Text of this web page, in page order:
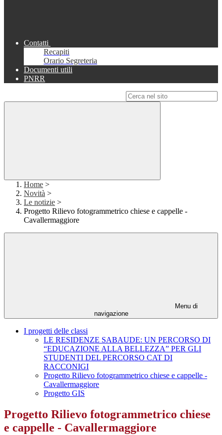
Contatti
Recapiti
Orario Segreteria
Documenti utili
PNRR
Home >
Novità >
Le notizie >
Progetto Rilievo fotogrammetrico chiese e cappelle -
Cavallermaggiore
Menu di
navigazione
I progetti delle classi
LE RESIDENZE SABAUDE: UN PERCORSO DI
“EDUCAZIONE ALLA BELLEZZA” PER GLI
STUDENTI DEL PERCORSO CAT DI
RACCONIGI
Progetto Rilievo fotogrammetrico chiese e cappelle -
Cavallermaggiore
Progetto GIS
Progetto Rilievo fotogrammetrico chiese
e cappelle - Cavallermaggiore